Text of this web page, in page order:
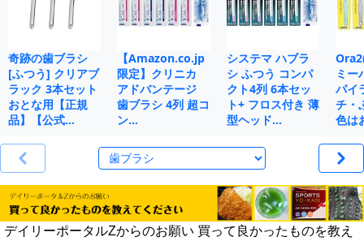
奇跡の歯ブラシ
[ふつう] クリアブ
ラック 3本セット
おとな用【正規
品】【公式…
【Amazon.co.jp
限定】クリニカ
アドバンテージ
歯ブラシ 4列 超コ
ン…
システマ ハブラ
シ ふつう コンパ
クト4列 6本セッ
ト+ フロス付き 薄
型ヘッド…
ミー
パイ
チ・
色は
デイリーポータルZからのお願い 買って良かったものを教え